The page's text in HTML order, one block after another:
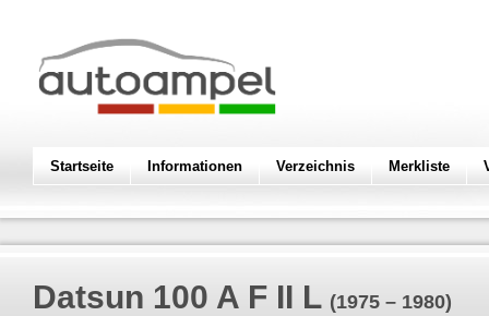
Startseite Informationen Verzeichnis Merkliste
Datsun 100 A F II L (1975 – 1980)